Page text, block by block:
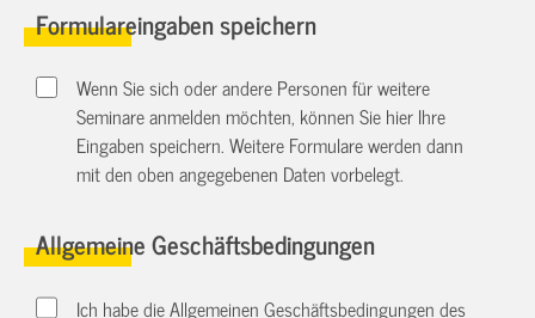
Formulareingaben speichern
Wenn Sie sich oder andere Personen für weitere
Seminare anmelden möchten, können Sie hier Ihre
Eingaben speichern. Weitere Formulare werden dann
mit den oben angegebenen Daten vorbelegt.
Allgemeine Geschäftsbedingungen
Ich habe die Allgemeinen Geschäftsbedingungen des